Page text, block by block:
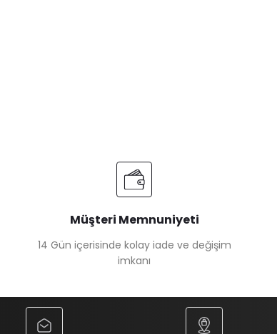
Müşteri Memnuniyeti
14 Gün içerisinde kolay iade ve değişim
imkanı